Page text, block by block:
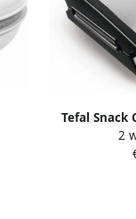
Tefal Snack
2